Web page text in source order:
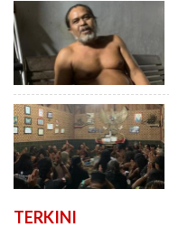
TERKINI